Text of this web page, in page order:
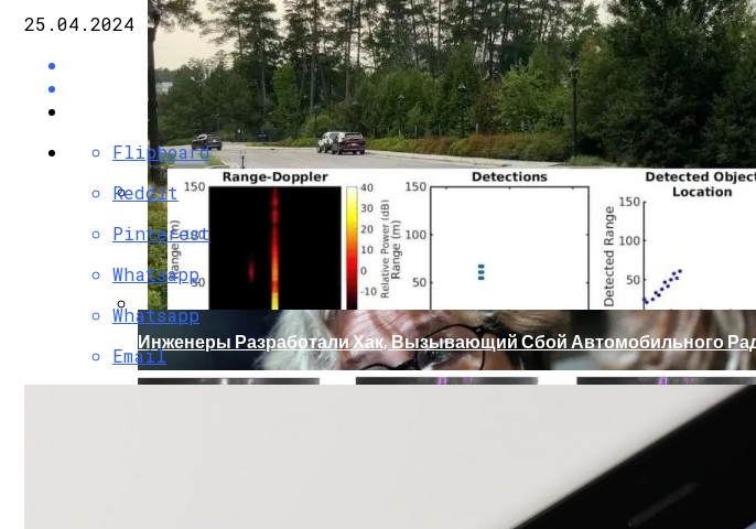
Кто Из Знаменитостей Умер В 2023 Году: Юдашкин, Колесников,
Инженеры Разработали Хак, Вызывающий Сбой Автомобильного
25.04.2024
Flipboard
Reddit
Pinterest
Whatsapp
Whatsapp
Email